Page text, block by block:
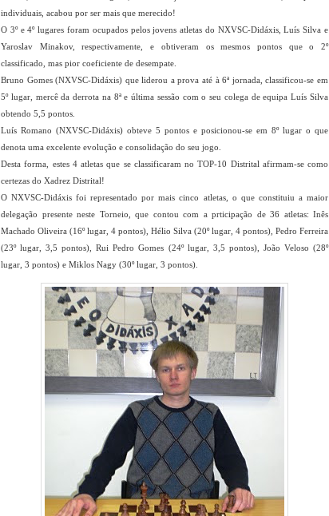
individuais, acabou por ser mais que merecido!
O 3º e 4º lugares foram ocupados pelos jovens atletas do NXVSC-Didáxis, Luís Silva e
Yaroslav Minakov, respectivamente, e obtiveram os mesmos pontos que o 2º
classificado, mas pior coeficiente de desempate.
Bruno Gomes (NXVSC-Didáxis) que liderou a prova até à 6ª jornada, classificou-se em
5º lugar, mercê da derrota na 8ª e última sessão com o seu colega de equipa Luís Silva
obtendo 5,5 pontos.
Luís Romano (NXVSC-Didáxis) obteve 5 pontos e posicionou-se em 8º lugar o que
denota uma excelente evolução e consolidação do seu jogo.
Desta forma, estes 4 atletas que se classificaram no TOP-10 Distrital afirmam-se como
certezas do Xadrez Distrital!
O NXVSC-Didáxis foi representado por mais cinco atletas, o que constituiu a maior
delegação presente neste Torneio, que contou com a prticipação de 36 atletas: Inês
Machado Oliveira (16º lugar, 4 pontos), Hélio Silva (20º lugar, 4 pontos), Pedro Ferreira
(23º lugar, 3,5 pontos), Rui Pedro Gomes (24º lugar, 3,5 pontos), João Veloso (28º
lugar, 3 pontos) e Miklos Nagy (30º lugar, 3 pontos).